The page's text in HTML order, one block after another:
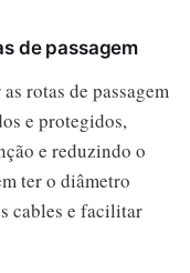
de passagem
rotas de passagem
e protegidos,
e reduzindo o
ter o diâmetro
cables e facilitar